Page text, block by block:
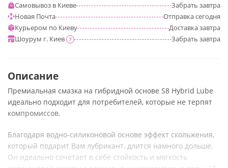
Самовывоз в Киеве Забрать завтра
Новая Почта
Отправкасегодня
Курьером по Киеву
Доставказавтра
Шоурум г. Киев
? Забрать завтра
Описание
Премиальная смазка на гибридной основе S8 Hybrid Lube
идеально подходит для потребителей, которые не терпят
компромиссов.
Благодаря водно-силиконовой основе эффект скольжения,
который подарит Вам лубрикант, длится намного дольше.
Он идеально сочетает в себе стойкость и мягкость